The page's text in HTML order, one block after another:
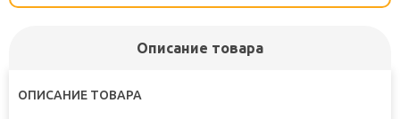
важно для установки не забудьте купить
Описание товара
ОПИСАНИЕ ТОВАРА